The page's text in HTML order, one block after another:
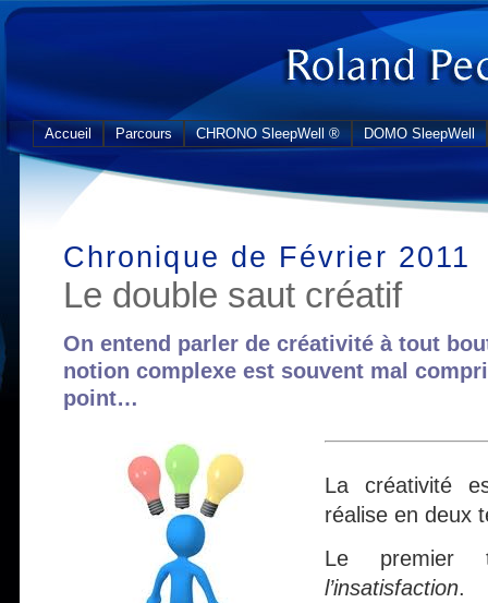
Accueil Parcours CHRONO SleepWell ® DOMO SleepWell
Chronique de Février 2011
Le double saut créatif
On entend parler de créativité à tout
notion complexe est souvent mal
point…
La créativité
réalise en deux
Le premier
l’insatisfaction.